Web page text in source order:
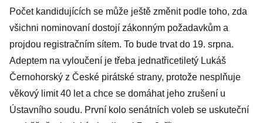
Počet kandidujících se může ještě změnit podle toho, zda
všichni nominovaní dostojí zákonným požadavkům a
projdou registračním sítem. To bude trvat do 19. srpna.
Adeptem na vyloučení je třeba jednatřicetiletý Lukáš
Černohorský z České pirátské strany, protože nesplňuje
věkový limit 40 let a chce se domáhat jeho zrušení u
Ústavního soudu. První kolo senátních voleb se uskuteční